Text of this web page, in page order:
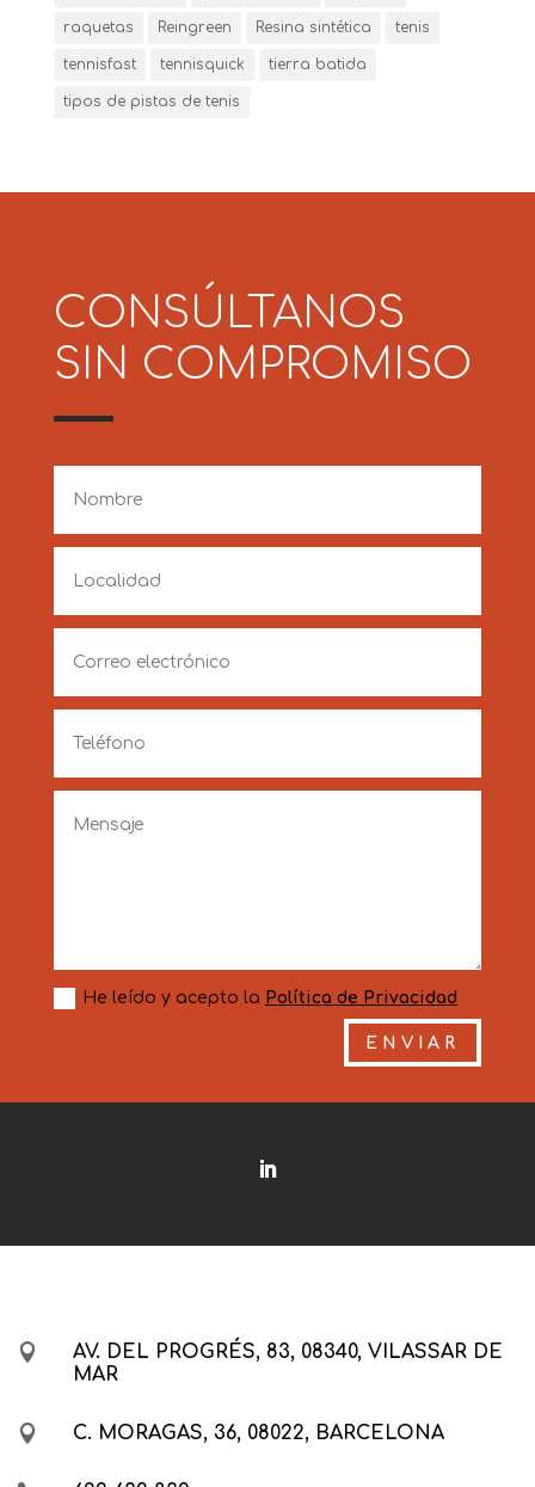
raquetas Reingreen Resina sintética tenis
tennisfast tennisquick tierra batida
tipos de pistas de tenis
CONSÚLTANOS
SIN COMPROMISO
He leído y acepto la Política de Privacidad
ENVIAR

AV. DEL PROGRÉS, 83, 08340, VILASSAR DE
MAR
 C. MORAGAS, 36, 08022, BARCELONA